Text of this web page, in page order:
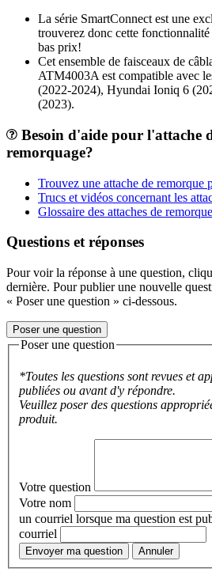
La série SmartConnect est une
trouverez donc cette
bas prix!
Cet ensemble de faisceaux de
ATM4003A est compatible avec
(2022-2024), Hyundai Ioniq 6
(2023).
Besoin d'aide pour l'attache
remorquage?
Trouvez une attache de remorque
Trucs et vidéos concernant les
Glossaire des attaches de
Questions et réponses
Pour voir la réponse à une question,
dernière. Pour publier une nouvelle
« Poser une question » ci-dessous.
Poser une question
Poser une question
*Toutes les questions sont revues et
publiées ou avant d'y répondre.
Veuillez poser des questions
produit.
Votre question
Votre nom
un courriel lorsque ma question est
courriel
Envoyer ma question Annuler